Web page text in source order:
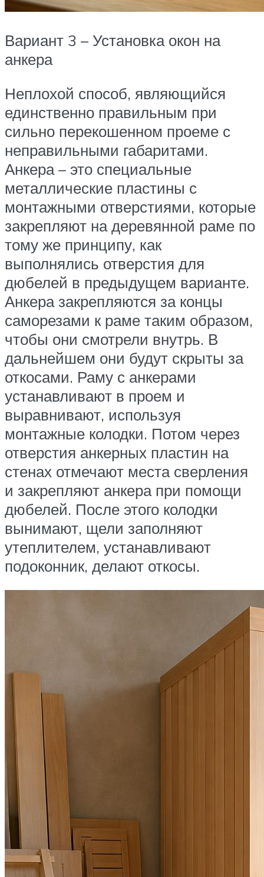
Вариант 3 – Установка окон на
анкера
Неплохой способ, являющийся
единственно правильным при
сильно перекошенном проеме с
неправильными габаритами.
Анкера – это специальные
металлические пластины с
монтажными отверстиями, которые
закрепляют на деревянной раме по
тому же принципу, как
выполнялись отверстия для
дюбелей в предыдущем варианте.
Анкера закрепляются за концы
саморезами к раме таким образом,
чтобы они смотрели внутрь. В
дальнейшем они будут скрыты за
откосами. Раму с анкерами
устанавливают в проем и
выравнивают, используя
монтажные колодки. Потом через
отверстия анкерных пластин на
стенах отмечают места сверления
и закрепляют анкера при помощи
дюбелей. После этого колодки
вынимают, щели заполняют
утеплителем, устанавливают
подоконник, делают откосы.